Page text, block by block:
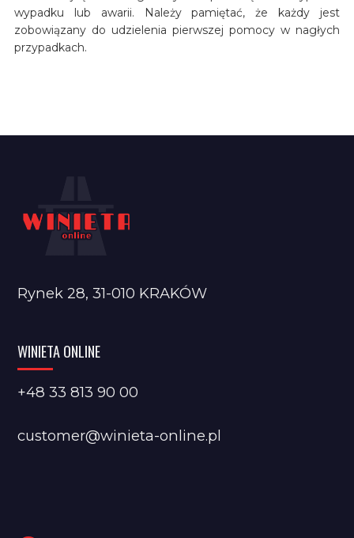
wypadku lub awarii. Należy pamiętać, że każdy jest
zobowiązany do udzielenia pierwszej pomocy w nagłych
przypadkach.
Rynek 28, 31-010 KRAKÓW
WINIETA ONLINE
+48 33 813 90 00
customer@winieta-online.pl